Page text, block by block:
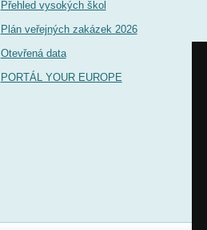
Přehled vysokých škol
Plán veřejných zakázek 2026
Otevřená data
PORTÁL YOUR EUROPE